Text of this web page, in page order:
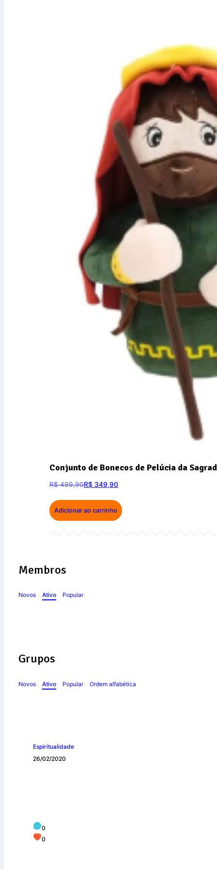
Conjunto de Bonecos de Pelúcia da
R$499,90R$ 349,90
Adicionar ao carrinho
Membros
Novos Ativo Popular
Grupos
Novos Ativo Popular Ordem alfabética
Espiritualidade
26/02/2020
0
0